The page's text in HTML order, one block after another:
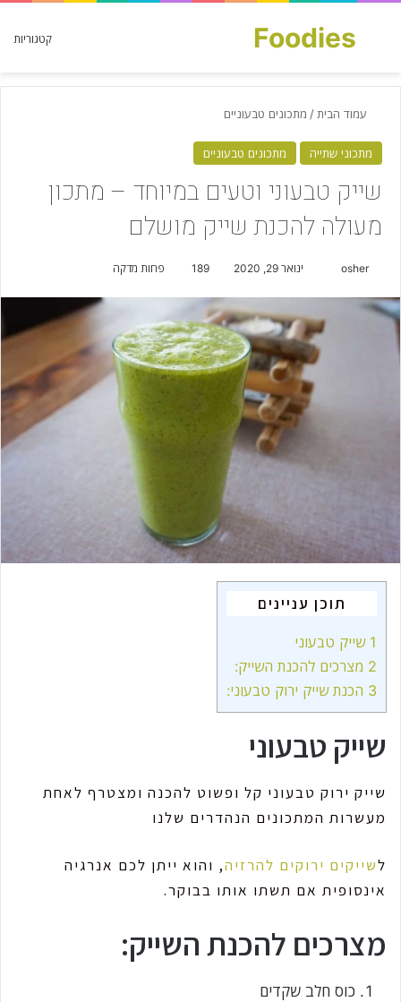
קטגוריות Foodies
חפש עבור
עמוד הבית / מתכונים טבעוניים
מתכוני שתייה מתכונים טבעוניים
שייק טבעוני וטעים במיוחד – מתכון
מעולה להכנת שייק מושלם
osher
d
ינואר 29, 2020 189 פחות מדקה
תוכן עניינים
1 שייק טבעוני
2 מצרכים להכנת השייק:
3 הכנת שייק ירוק טבעוני:
שייק טבעוני
שייק ירוק טבעוני קל ופשוט להכנה ומצטרף לאחת
מעשרות המתכונים הנהדרים שלנו
לשייקים ירוקים להרזיה, והוא ייתן לכם אנרגיה
אינסופית אם תשתו אותו בבוקר.
מצרכים להכנת השייק:
כוס חלב שקדים